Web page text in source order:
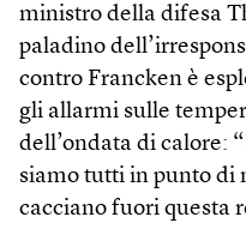
ministro della difesa
paladino
contro Francken è
gli allarmi sulle
dell’ondata di calore:
siamo tutti in punto di
cacciano fuori questa